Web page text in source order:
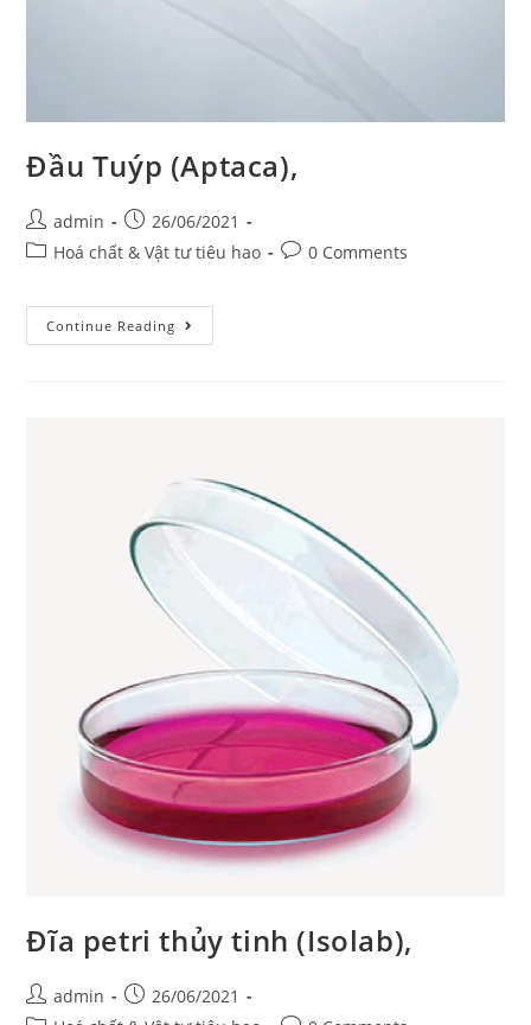
Đầu Tuýp (Aptaca),
Post
author:
admin
Post
published:
26/06/2021
PostHoá chất & Vật tư tiêu hao
Post0 Comments
Continue Reading
Tuýp
Đĩa petri thủy tinh (Isolab),
Post
author:
admin
Post
published:
26/06/2021